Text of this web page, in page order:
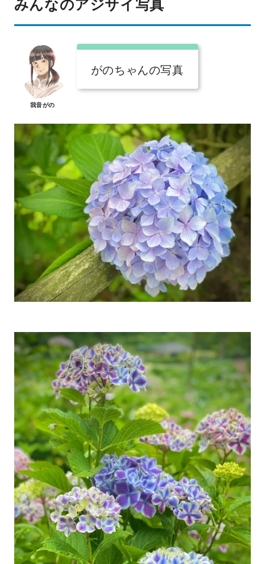
我音がの
がのちゃんの写真